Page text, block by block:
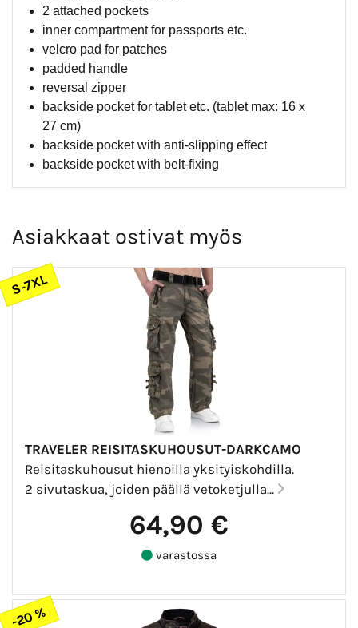
2 attached pockets
inner compartment for passports etc.
velcro pad for patches
padded handle
reversal zipper
backside pocket for tablet etc. (tablet max: 16 x
27 cm)
backside pocket with anti-slipping effect
backside pocket with belt-fixing
Asiakkaat ostivat myös
S-7XL
TRAVELER REISITASKUHOUSUT-DARKCAMO
Reisitaskuhousut hienoilla yksityiskohdilla.
2 sivutaskua, joiden päällä vetoketjulla...
64,90 €
varastossa
-20 %